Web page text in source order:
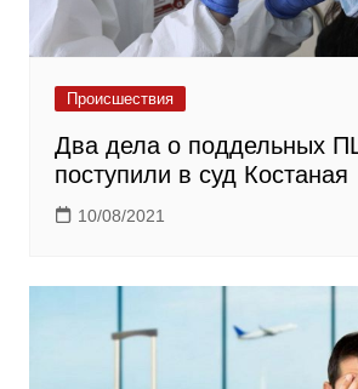
Происшествия
Два дела о поддельных
поступили в суд Костаная
10/08/2021